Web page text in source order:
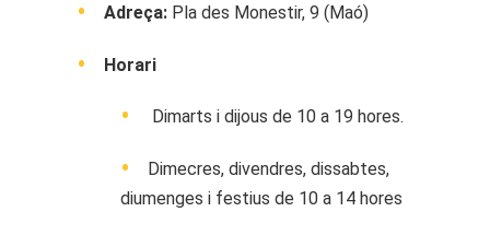
Adreça: Pla des Monestir, 9 (Maó)
Horari
Dimarts i dijous de 10 a 19 hores.
Dimecres, divendres, dissabtes,
diumenges i festius de 10 a 14 hores